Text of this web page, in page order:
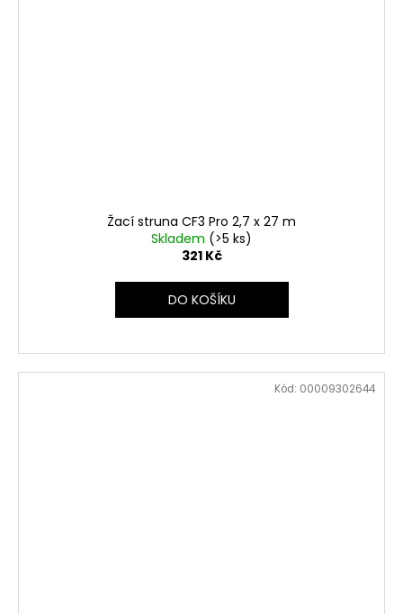
Žací struna CF3 Pro 2,7 x 27 m
Skladem (>5 ks)
321 Kč
DO KOŠÍKU
Kód: 00009302644